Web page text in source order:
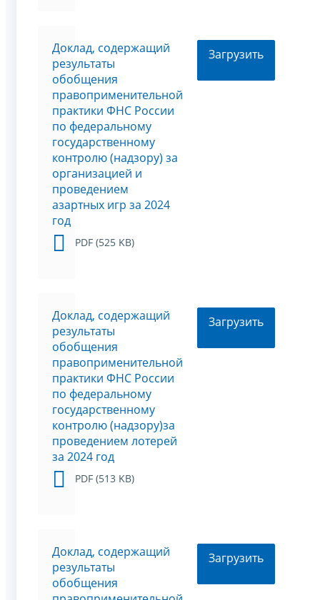
Доклад, содержащий
результаты
обобщения
правоприменительной
практики ФНС России
по федеральному
государственному
контролю (надзору) за
организацией и
проведением
азартных игр за 2024
год
PDF (525 KB)
Загрузить
Доклад, содержащий
результаты
обобщения
правоприменительной
практики ФНС России
по федеральному
государственному
контролю (надзору)за
проведением лотерей
за 2024 год
PDF (513 KB)
Загрузить
Доклад, содержащий
результаты
обобщения
Загрузить